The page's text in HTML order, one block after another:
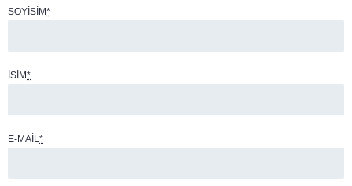
SOYISIM*
İSIM*
E-MAIL*